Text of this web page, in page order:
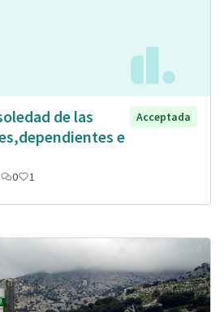
de las
e
Acceptada
0 1